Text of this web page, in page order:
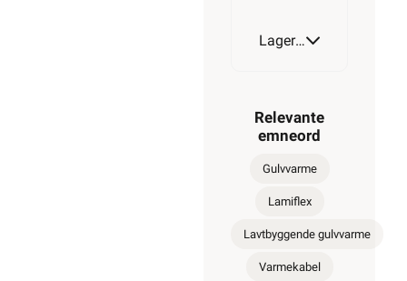
Lagerstatus
Relevante
emneord
Gulvvarme
Lamiflex
Lavtbyggende gulvvarme
Varmekabel